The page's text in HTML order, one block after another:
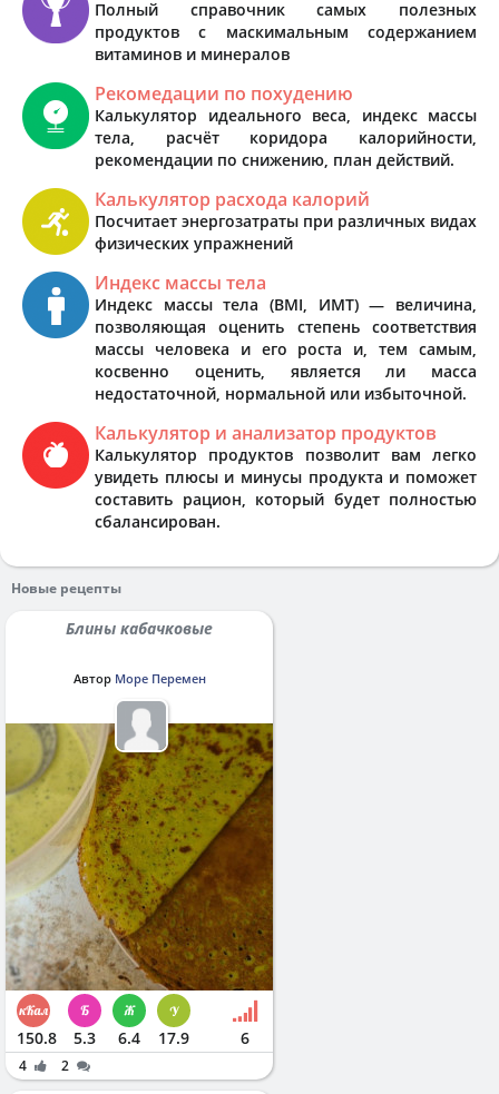
Полный справочник самых полезных
продуктов с маскимальным содержанием
витаминов и минералов
Рекомедации по похудению
Калькулятор идеального веса, индекс массы
тела, расчёт коридора калорийности,
рекомендации по снижению, план действий.
Калькулятор расхода калорий
Посчитает энергозатраты при различных видах
физических упражнений
Индекс массы тела
Индекс массы тела (BMI, ИМТ) — величина,
позволяющая оценить степень соответствия
массы человека и его роста и, тем самым,
косвенно оценить, является ли масса
недостаточной, нормальной или избыточной.
Калькулятор и анализатор продуктов
Калькулятор продуктов позволит вам легко
увидеть плюсы и минусы продукта и поможет
составить рацион, который будет полностью
сбалансирован.
Новые рецепты
Блины кабачковые
Автор Море Перемен
150.8 5.3 6.4 17.9 6
4 2